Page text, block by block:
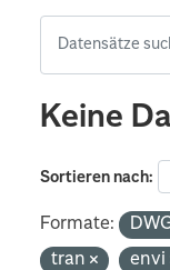
Keine
Sortieren nach
Formate:
tran
envi